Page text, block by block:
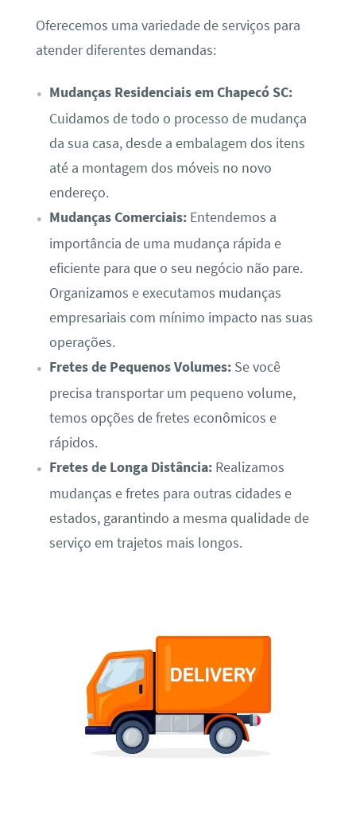
Oferecemos uma variedade de serviços para
atender diferentes demandas:
Mudanças Residenciais em Chapecó SC:
Cuidamos de todo o processo de mudança
da sua casa, desde a embalagem dos itens
até a montagem dos móveis no novo
endereço.
Mudanças Comerciais:Entendemos a
importância de uma mudança rápida e
eficiente para que o seu negócio não pare.
Organizamos e executamos mudanças
empresariais com mínimo impacto nas suas
operações.
Fretes de Pequenos Volumes:Se você
precisa transportar um pequeno volume,
temos opções de fretes econômicos e
rápidos.
Fretes de Longa Distância:Realizamos
mudanças e fretes para outras cidades e
estados, garantindo a mesma qualidade de
serviço em trajetos mais longos.